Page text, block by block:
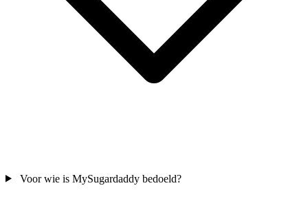
Voor wie is MySugardaddy bedoeld?